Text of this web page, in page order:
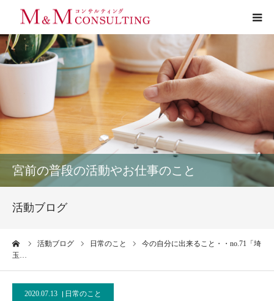
宮前の普段の活動やお仕事のこと
活動ブログ
活動ブログ 日常のこと
今の自分に出来ること・・no.71「埼
玉…
2020.07.13 日常のこと
プロフィール
サービス
お客様の声
実績